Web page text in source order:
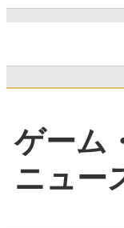
ゲーム
ニュー